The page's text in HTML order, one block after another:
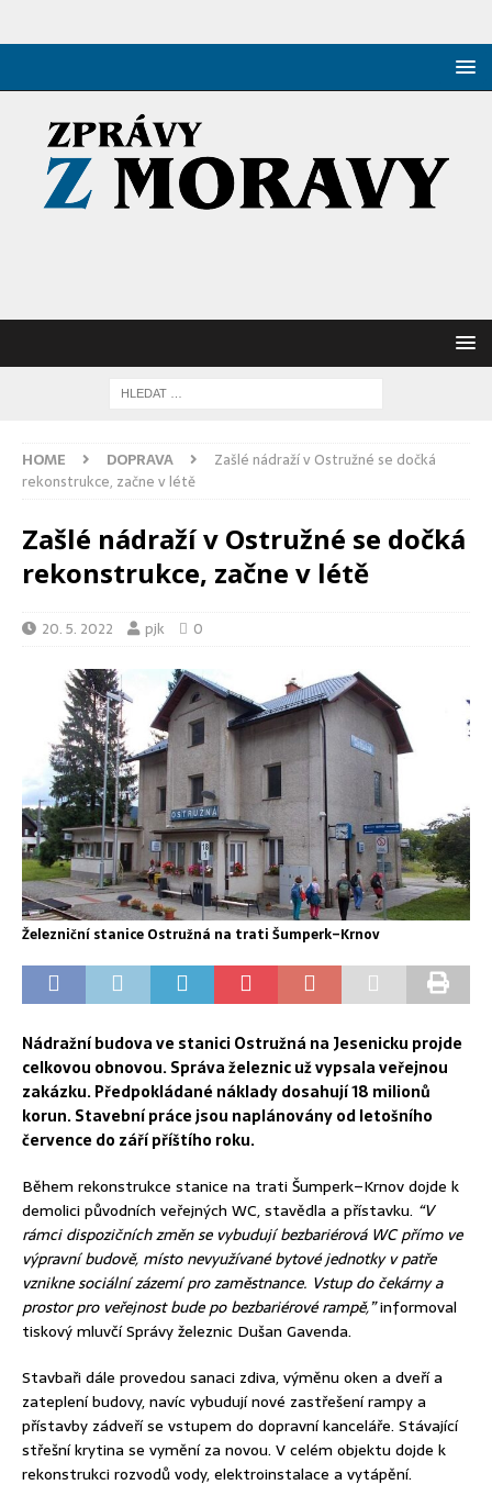
HOME DOPRAVA
Zašlé nádraží v Ostružné se dočká
rekonstrukce, začne v létě
Zašlé nádraží v Ostružné se dočká
rekonstrukce, začne v létě
20. 5. 2022 pjk 0
Železniční stanice Ostružná na trati Šumperk–Krnov
Nádražní budova ve stanici Ostružná na Jesenicku projde
celkovou obnovou. Správa železnic už vypsala veřejnou
zakázku. Předpokládané náklady dosahují 18 milionů
korun. Stavební práce jsou naplánovány od letošního
července do září příštího roku.
Během rekonstrukce stanice na trati Šumperk–Krnov dojde k
demolici původních veřejných WC, stavědla a přístavku. “V
rámci dispozičních změn se vybudují bezbariérová WC přímo ve
výpravní budově, místo nevyužívané bytové jednotky v patře
vznikne sociální zázemí pro zaměstnance. Vstup do čekárny a
prostor pro veřejnost bude po bezbariérové rampě,”informoval
tiskový mluvčí Správy železnic Dušan Gavenda.
Stavbaři dále provedou sanaci zdiva, výměnu oken a dveří a
zateplení budovy, navíc vybudují nové zastřešení rampy a
přístavby zádveří se vstupem do dopravní kanceláře. Stávající
střešní krytina se vymění za novou. V celém objektu dojde k
rekonstrukci rozvodů vody, elektroinstalace a vytápění.